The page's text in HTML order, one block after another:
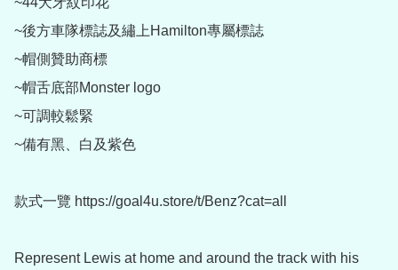
~後方車隊標誌及繡上Hamilton專屬標誌
~帽側贊助商標
~帽舌底部Monster logo
~可調較鬆緊
~備有黑、白及紫色
款式一覽 https://goal4u.store/t/Benz?cat=all
Represent Lewis at home and around the track with his